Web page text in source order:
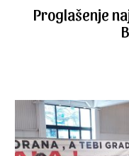
Proglašenje